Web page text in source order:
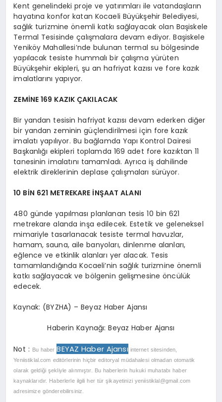
Kent genelindeki proje ve yatırımları ile vatandaşların
hayatına konfor katan Kocaeli Büyükşehir Belediyesi,
sağlık turizmine önemli katkı sağlayacak olan Başiskele
Termal Tesisinde çalışmalara devam ediyor. Başiskele
Yeniköy Mahallesi’nde bulunan termal su bölgesinde
yapılacak tesiste hummalı bir çalışma yürüten
Büyükşehir ekipleri, şu an hafriyat kazısı ve fore kazık
imalatlarını yapıyor.
ZEMİNE 169 KAZIK ÇAKILACAK
Bir yandan tesisin hafriyat kazısı devam ederken diğer
bir yandan zeminin güçlendirilmesi için fore kazık
imalatı yapılıyor. Bu bağlamda Yapı Kontrol Dairesi
Başkanlığı ekipleri toplamda 169 adet fore kazıktan 11
tanesinin imalatını tamamladı. Ayrıca iş dahilinde
elektrik direklerinin deplase çalışmaları sürüyor.
10 BİN 621 METREKARE İNŞAAT ALANI
480 günde yapılması planlanan tesis 10 bin 621
metrekare alanda inşa edilecek. Estetik ve geleneksel
mimariyle tasarlanacak tesiste termal havuzlar,
hamam, sauna, aile banyoları, dinlenme alanları,
eğlence ve etkinlik alanları yer alacak. Tesis
tamamlandığında Kocaeli’nin sağlık turizmine önemli
katkı sağlayacak ve bölgenin gelişmesine öncülük
edecek.
Kaynak: (BYZHA) – Beyaz Haber Ajansı
Haberin Kaynağı: Beyaz Haber Ajansı
Not : Bu haber BEYAZ Haber Ajansı internet sitesinden,
Yeniistiklal.com editörlerinin hiçbir editoryal müdahalesi olmadan otomatik
olarak geldiği şekliyle alınmıştır. Bu haberlerin hukuki muhatabı haber
kaynaklarıdır. Haberlerle ilgili her tür şikayetinizi yeniistiklal@gmail.com
adresimize gönderebilirsiniz.